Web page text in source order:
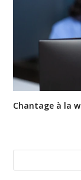
Chantage à la